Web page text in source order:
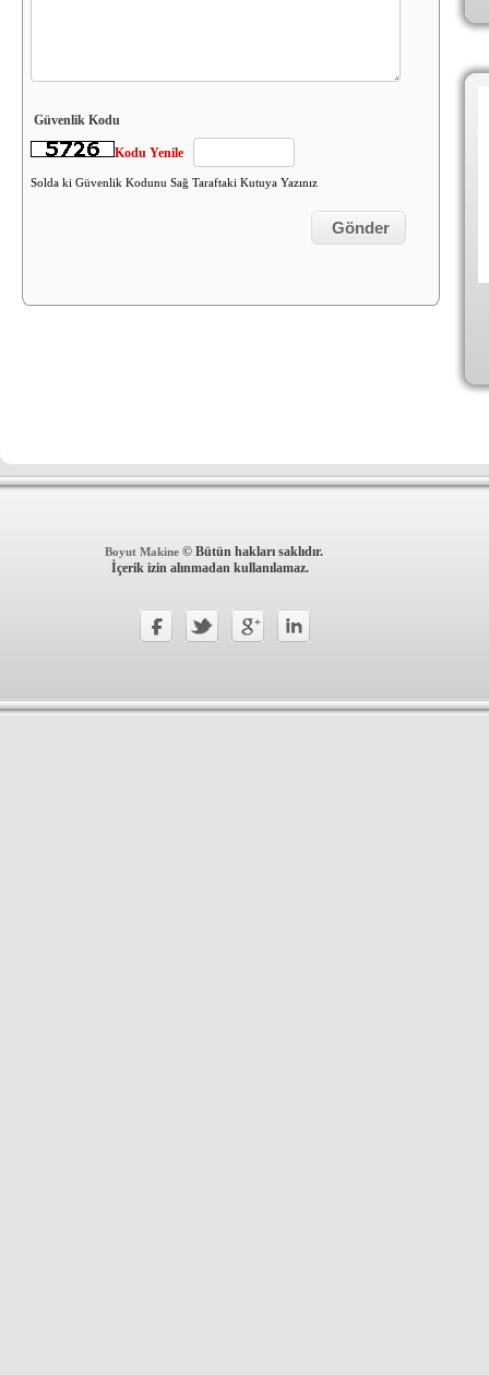
Güvenlik Kodu
Kodu Yenile
Solda ki Güvenlik Kodunu Sağ Taraftaki Kutuya Yazınız
Boyut Makine © Bütün hakları saklıdır.
İçerik izin alınmadan kullanılamaz.